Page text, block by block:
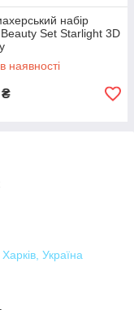
набір
Set Starlight 3D
наявності
₴
Україна